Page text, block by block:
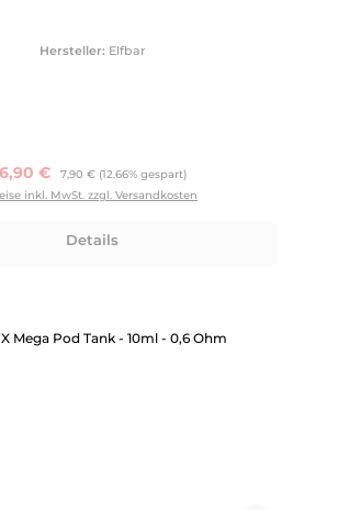
Hersteller: Elfbar
Verkaufspreis:
6,90 € Regulärer Preis:
7,90 € (12.66% gespart)
inkl. MwSt. zzgl. Versandkosten
Details